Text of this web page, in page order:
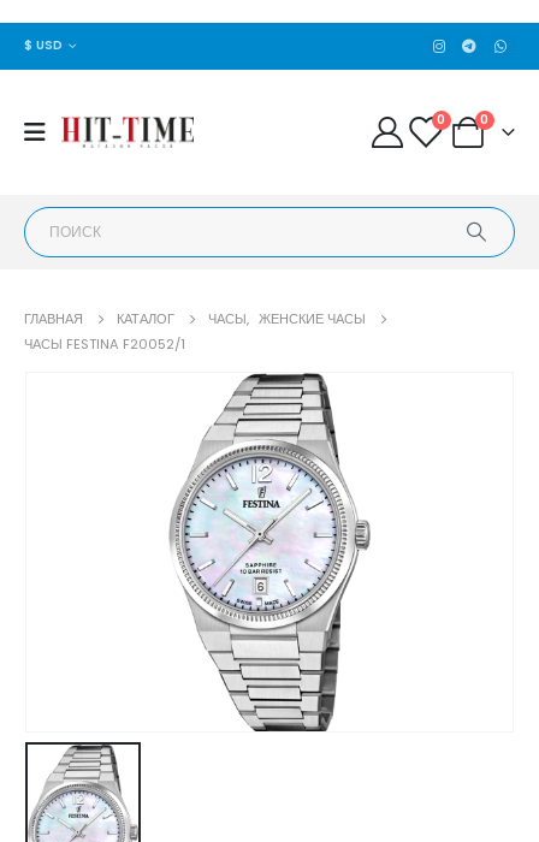
$ USD
0 0
ГЛАВНАЯ КАТАЛОГ ЧАСЫ, ЖЕНСКИЕ ЧАСЫ
ЧАСЫ FESTINA F20052/1